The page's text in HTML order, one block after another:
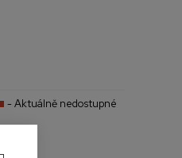
- Aktuálně nedostupné